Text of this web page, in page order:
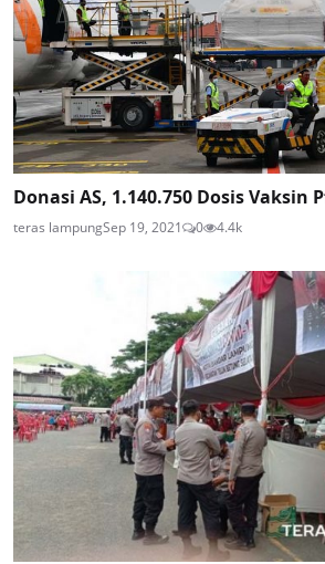
Donasi AS, 1.140.750 Dosis Vaksin
teras lampungSep 19, 2021 0 4.4k